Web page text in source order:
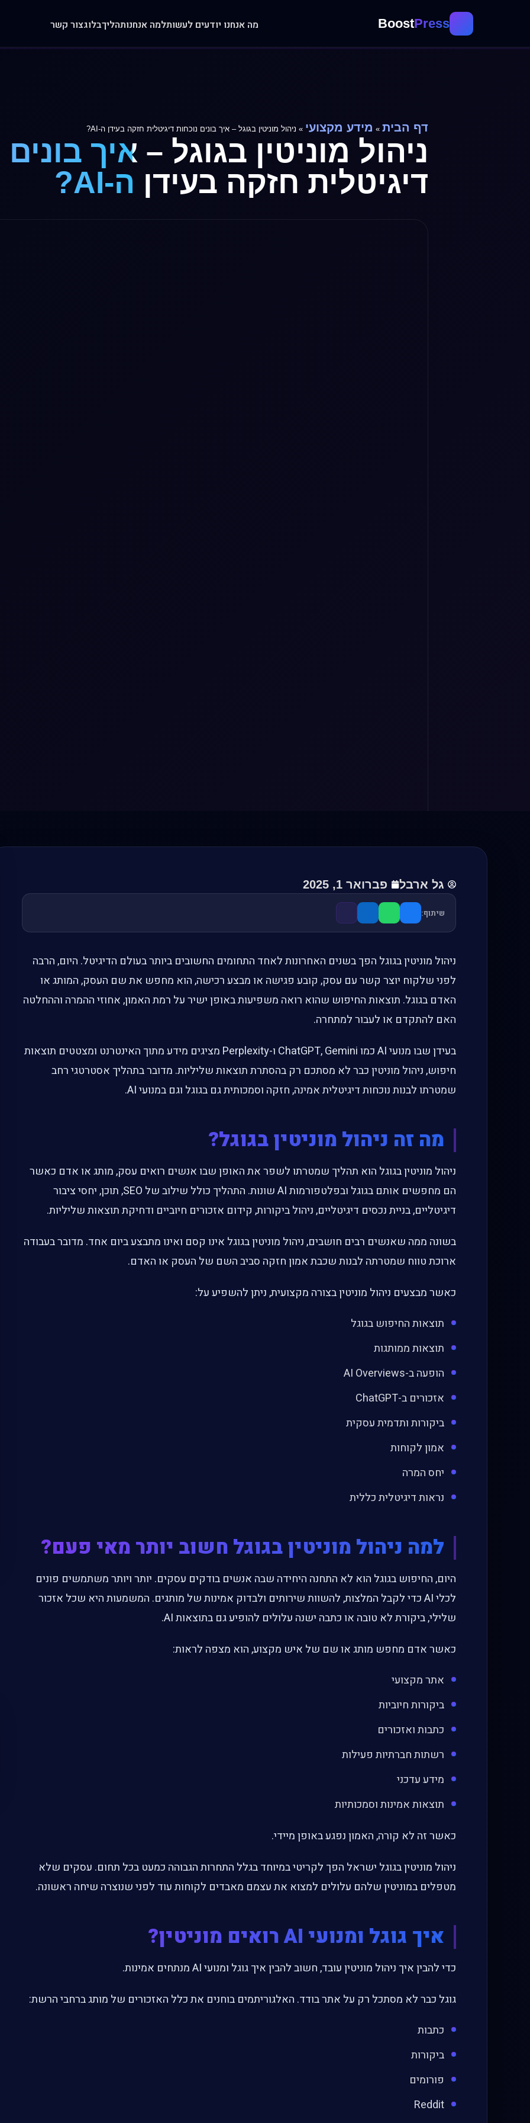
BoostPress מה אנחנו יודעים לעשותלמה אנחנותהליךבלוגצור קשר
דף הבית » מידע מקצועי » ניהול מוניטין בגוגל – איך בונים נוכחות דיגיטלית חזקה בעידן ה-AI?
ניהול מוניטין בגוגל – איך
דיגיטלית חזקה בעידן ה-AI?
גל ארבל פברואר 1, 2025
שיתוף:
ניהול מוניטין בגוגל הפך בשנים האחרונות לאחד התחומים החשובים ביותר בעולם הדיגיטל. היום, הרבה
לפני שלקוח יוצר קשר עם עסק, קובע פגישה או מבצע רכישה, הוא מחפש את שם העסק, המותג או
האדם בגוגל. תוצאות החיפוש שהוא רואה משפיעות באופן ישיר על רמת האמון, אחוזי ההמרה וההחלטה
האם להתקדם או לעבור למתחרה.
בעידן שבו מנועי AI כמו ChatGPT, Gemini ו-Perplexity מציגים מידע מתוך האינטרנט ומצטטים תוצאות
חיפוש, ניהול מוניטין כבר לא מסתכם רק בהסתרת תוצאות שליליות. מדובר בתהליך אסטרטגי רחב
שמטרתו לבנות נוכחות דיגיטלית אמינה, חזקה וסמכותית גם בגוגל וגם במנועי AI.
מה זה ניהול מוניטין בגוגל?
ניהול מוניטין בגוגל הוא תהליך שמטרתו לשפר את האופן שבו אנשים רואים עסק, מותג או אדם כאשר
הם מחפשים אותם בגוגל ובפלטפורמות AI שונות. התהליך כולל שילוב של SEO, תוכן, יחסי ציבור
דיגיטליים, בניית נכסים דיגיטליים, ניהול ביקורות, קידום אזכורים חיוביים ודחיקת תוצאות שליליות.
בשונה ממה שאנשים רבים חושבים, ניהול מוניטין בגוגל אינו קסם ואינו מתבצע ביום אחד. מדובר בעבודה
ארוכת טווח שמטרתה לבנות שכבת אמון חזקה סביב השם של העסק או האדם.
כאשר מבצעים ניהול מוניטין בצורה מקצועית, ניתן להשפיע על:
תוצאות החיפוש בגוגל
תוצאות ממותגות
הופעה ב-AI Overviews
אזכורים ב-ChatGPT
ביקורות ותדמית עסקית
אמון לקוחות
יחס המרה
נראות דיגיטלית כללית
למה ניהול מוניטין בגוגל חשוב יותר מאי פעם?
היום, החיפוש בגוגל הוא לא התחנה היחידה שבה אנשים בודקים עסקים. יותר ויותר משתמשים פונים
לכלי AI כדי לקבל המלצות, להשוות שירותים ולבדוק אמינות של מותגים. המשמעות היא שכל אזכור
שלילי, ביקורת לא טובה או כתבה ישנה עלולים להופיע גם בתוצאות AI.
כאשר אדם מחפש מותג או שם של איש מקצוע, הוא מצפה לראות:
אתר מקצועי
ביקורות חיוביות
כתבות ואזכורים
רשתות חברתיות פעילות
מידע עדכני
תוצאות אמינות וסמכותיות
כאשר זה לא קורה, האמון נפגע באופן מיידי.
ניהול מוניטין בגוגל ישראל הפך לקריטי במיוחד בגלל התחרות הגבוהה כמעט בכל תחום. עסקים שלא
מטפלים במוניטין שלהם עלולים למצוא את עצמם מאבדים לקוחות עוד לפני שנוצרה שיחה ראשונה.
איך גוגל ומנועי AI רואים מוניטין?
כדי להבין איך ניהול מוניטין עובד, חשוב להבין איך גוגל ומנועי AI מנתחים אמינות.
גוגל כבר לא מסתכל רק על אתר בודד. האלגוריתמים בוחנים את כלל האזכורים של מותג ברחבי הרשת:
כתבות
ביקורות
פורומים
Reddit